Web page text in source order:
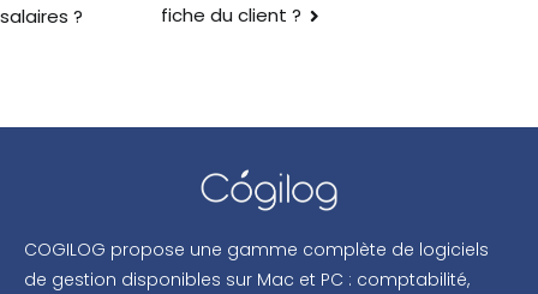
salaires ?
fiche du client ?
COGILOG propose une gamme complète de logiciels
de gestion disponibles sur Mac et PC : comptabilité,